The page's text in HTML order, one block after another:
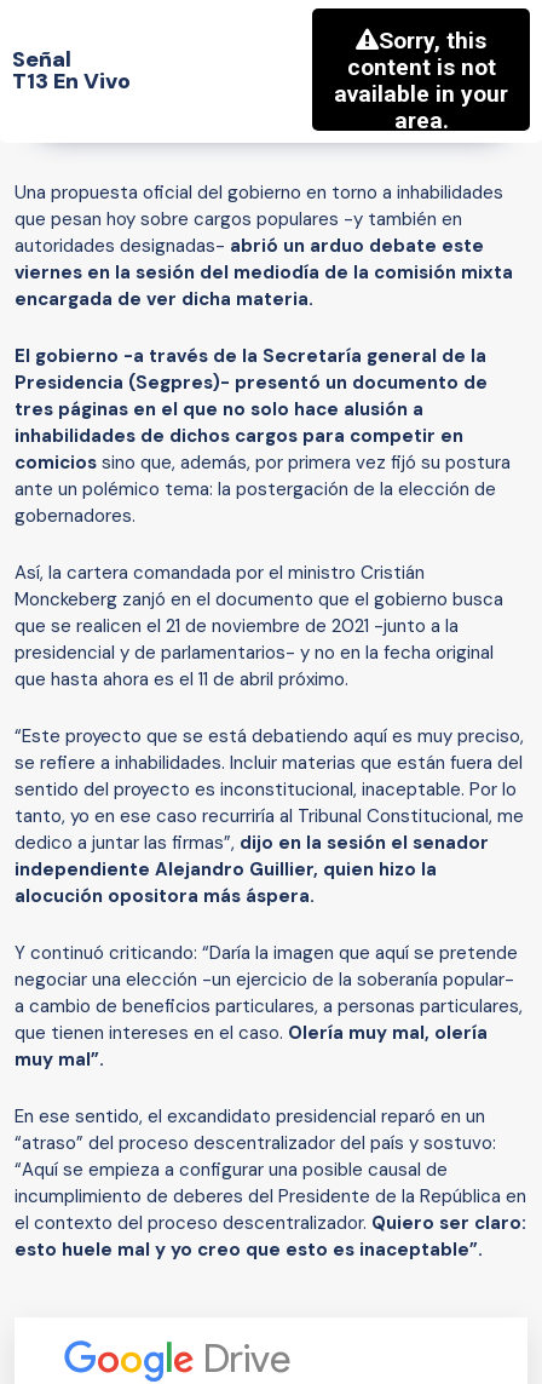
Señal
T13 En Vivo
Una propuesta oficial del gobierno en torno a inhabilidades
que pesan hoy sobre cargos populares -y también en
autoridades designadas- abrió un arduo debate este
viernes en la sesión del mediodía de la comisión mixta
encargada de ver dicha materia.
El gobierno -a través de la Secretaría general de la
Presidencia (Segpres)- presentó un documento de
tres páginas en el que no solo hace alusión a
inhabilidades de dichos cargos para competir en
comicios sino que, además, por primera vez fijó su postura
ante un polémico tema: la postergación de la elección de
gobernadores.
Así, la cartera comandada por el ministro Cristián
Monckeberg zanjó en el documento que el gobierno busca
que se realicen el 21 de noviembre de 2021 -junto a la
presidencial y de parlamentarios- y no en la fecha original
que hasta ahora es el 11 de abril próximo.
“Este proyecto que se está debatiendo aquí es muy preciso,
se refiere a inhabilidades. Incluir materias que están fuera del
sentido del proyecto es inconstitucional, inaceptable. Por lo
tanto, yo en ese caso recurriría al Tribunal Constitucional, me
dedico a juntar las firmas”, dijo en la sesión el senador
independiente Alejandro Guillier, quien hizo la
alocución opositora más áspera.
Y continuó criticando: “Daría la imagen que aquí se pretende
negociar una elección -un ejercicio de la soberanía popular-
a cambio de beneficios particulares, a personas particulares,
que tienen intereses en el caso. Olería muy mal, olería
muy mal”.
En ese sentido, el excandidato presidencial reparó en un
“atraso” del proceso descentralizador del país y sostuvo:
“Aquí se empieza a configurar una posible causal de
incumplimiento de deberes del Presidente de la República en
el contexto del proceso descentralizador. Quiero ser claro:
esto huele mal y yo creo que esto es inaceptable”.